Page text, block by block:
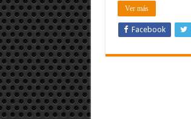
Ver más
Facebook